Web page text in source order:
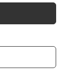
257659
82125